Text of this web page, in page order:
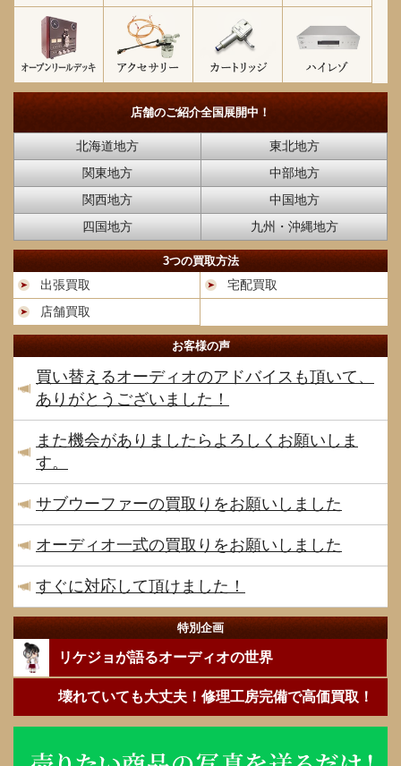
店舗のご紹介全国展開中！
北海道地方
東北地方
関東地方
中部地方
関西地方
中国地方
四国地方
九州・沖縄地方
3つの買取方法
出張買取
宅配買取
店舗買取
お客様の声
買い替えるオーディオのアドバイスも頂いて、
ありがとうございました！
また機会がありましたらよろしくお願いしま
す。
サブウーファーの買取りをお願いしました
オーディオ一式の買取りをお願いしました
すぐに対応して頂けました！
特別企画
リケジョが語るオーディオの世界
壊れていても大丈夫！修理工房完備で高価買取！